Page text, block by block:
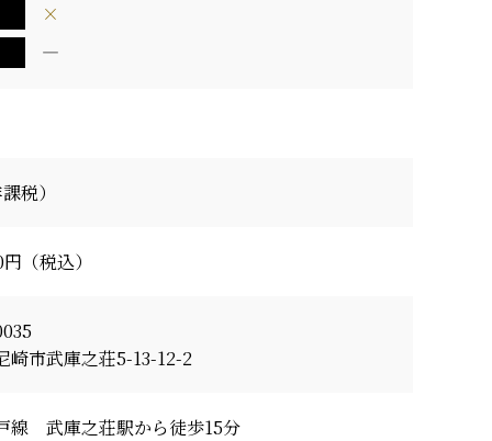
×
―
税）
（税込）
崎市武庫之荘5-13-12-2
線 武庫之荘駅から徒歩15分